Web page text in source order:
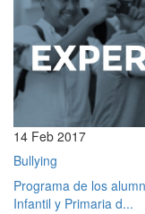
14 Feb 2017
Bullying
Programa de los
Infantil y Primaria d...